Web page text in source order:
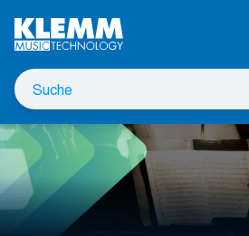
Hauptinhalt
Suche
nach